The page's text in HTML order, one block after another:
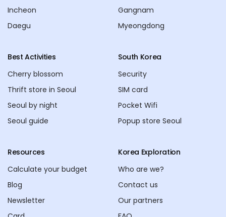
Incheon
Daegu
Gangnam
Myeongdong
Best Activities
Cherry blossom
Thrift store in Seoul
Seoul by night
Seoul guide
South Korea
Security
SIM card
Pocket Wifi
Popup store Seoul
Resources
Calculate your budget
Blog
Newsletter
Korea Exploration
Who are we?
Contact us
Our partners